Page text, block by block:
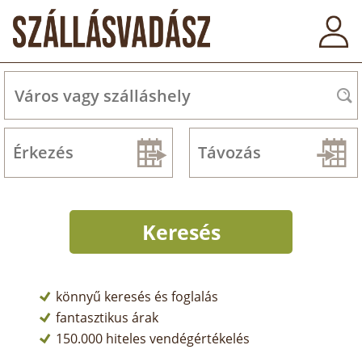
könnyű keresés és foglalás
fantasztikus árak
150.000 hiteles vendégértékelés